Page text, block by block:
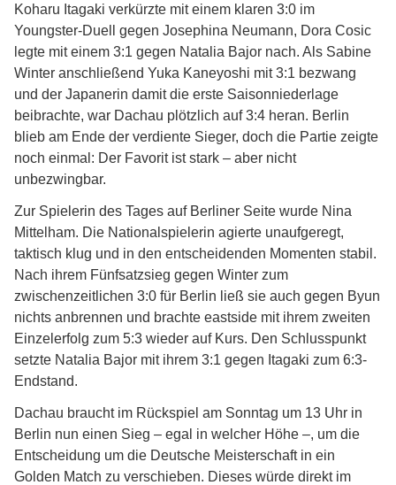
Koharu Itagaki verkürzte mit einem klaren 3:0 im
Youngster-Duell gegen Josephina Neumann, Dora Cosic
legte mit einem 3:1 gegen Natalia Bajor nach. Als Sabine
Winter anschließend Yuka Kaneyoshi mit 3:1 bezwang
und der Japanerin damit die erste Saisonniederlage
beibrachte, war Dachau plötzlich auf 3:4 heran. Berlin
blieb am Ende der verdiente Sieger, doch die Partie zeigte
noch einmal: Der Favorit ist stark – aber nicht
unbezwingbar.
Zur Spielerin des Tages auf Berliner Seite wurde Nina
Mittelham. Die Nationalspielerin agierte unaufgeregt,
taktisch klug und in den entscheidenden Momenten stabil.
Nach ihrem Fünfsatzsieg gegen Winter zum
zwischenzeitlichen 3:0 für Berlin ließ sie auch gegen Byun
nichts anbrennen und brachte eastside mit ihrem zweiten
Einzelerfolg zum 5:3 wieder auf Kurs. Den Schlusspunkt
setzte Natalia Bajor mit ihrem 3:1 gegen Itagaki zum 6:3-
Endstand.
Dachau braucht im Rückspiel am Sonntag um 13 Uhr in
Berlin nun einen Sieg – egal in welcher Höhe –, um die
Entscheidung um die Deutsche Meisterschaft in ein
Golden Match zu verschieben. Dieses würde direkt im